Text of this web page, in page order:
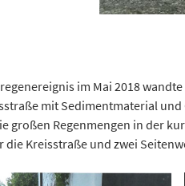
im Mai 2018
mit Sedimentmaterial
großen Regenmengen in der
Kreisstraße und zwei